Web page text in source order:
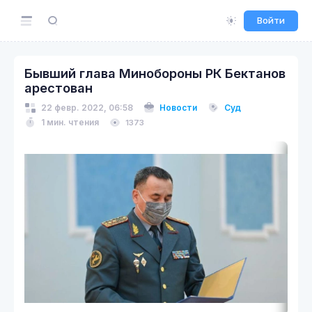
Войти
Бывший глава Минобороны РК Бектанов
арестован
22 февр. 2022, 06:58 Новости
Суд
1 мин. чтения
1373